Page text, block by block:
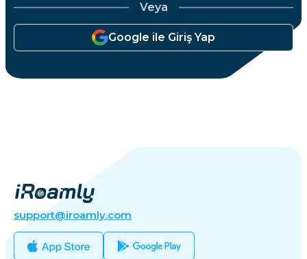
Veya
Google ile Giriş Yap
support@iroamly.com